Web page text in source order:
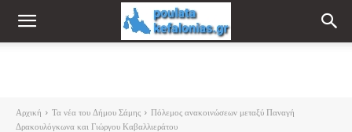
Αρχική Τα νέα του Δήμου Σάμης
Πόλεμος ανακοινώσεων μεταξύ Παναγή
Δρακουλόγκωνα και Γιώργου Καβαλλιεράτου